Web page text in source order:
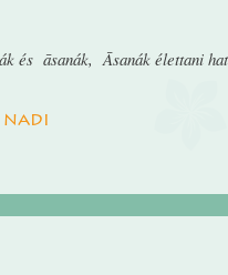
és āsanák, Āsanák élettani
nadi